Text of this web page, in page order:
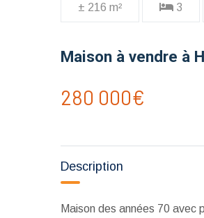
± 216 m² 3
Maison à vendre à
280 000€
Description
Maison des années 70